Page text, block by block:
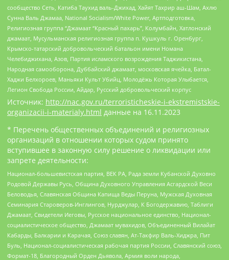
сообщество Сеть, Катиба Таухид валь-Джихад, Хайят Тахрир аш-Шам, Ахлю
Сунна Валь Джамаа, National Socialism/White Power, Артподготовка,
Религиозная группа “Джамаат “Красный пахарь”, Колумбайн, Хатлонский
джамаат, Мусульманская религиозная группа п. Кушкуль г. Оренбург,
Крымско-татарский добровольческий батальон имени Номана
Челебиджихана, Азов, Партия исламского возрождения Таджикистана,
Народная самооборона, Дуббайский джамаат, московская ячейка, Батал-
Хаджи Белхороев, Маньяки Культ Убийц, Молодёжь Которая Улыбается,
Легион Свобода России, Айдар, Русский добровольческий корпус
Источник: http://nac.gov.ru/terroristicheskie-i-ekstremistskie-
organizacii-i-materialy.html данные на 16.11.2023
* Перечень общественных объединений и религиозных
организаций в отношении которых судом принято
вступившее в законную силу решение о ликвидации или
запрете деятельности:
Национал-большевистская партия, ВЕК РА, Рада земли Кубанской Духовно
Родовой Державы Русь, Община Духовного Управления Асгардской Веси
Беловодья, Славянская Община Капища Веды Перуна, Мужская Духовная
Семинария Староверов-Инглингов, Нурджулар, К Богодержавию, Таблиги
Джамаат, Свидетели Иеговы, Русское национальное единство, Национал-
социалистическое общество, Джамаат мувахидов, Объединенный Вилайат
Кабарды, Балкарии и Карачая, Союз славян, Ат-Такфир Валь-Хиджра, Пит
Буль, Национал-социалистическая рабочая партия России, Славянский союз,
Формат-18, Благородный Орден Дьявола, Армия воли народа,